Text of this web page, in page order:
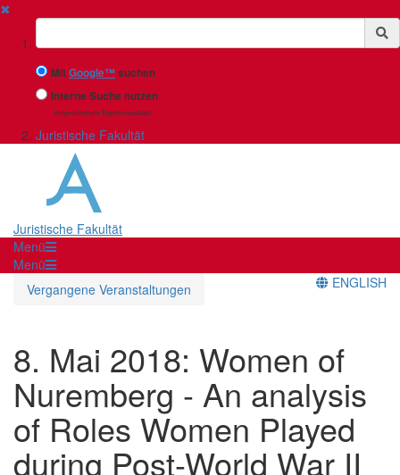
✖
Suchbegriff
MitGoogle™suchen
Interne Suche nutzen
(eingeschränkte Ergebnisqualität)
Juristische Fakultät
Juristische Fakultät
Menü
Menü
Vergangene Veranstaltungen
ENGLISH
8. Mai 2018: Women of
Nuremberg - An analysis
of Roles Women Played
during Post-World War II